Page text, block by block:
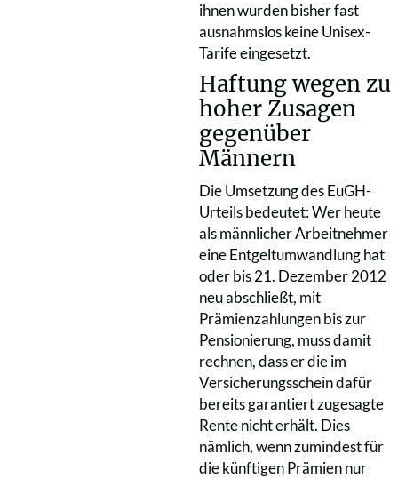
ihnen wurden bisher fast
ausnahmslos keine Unisex-
Tarife eingesetzt.
Haftung wegen zu
hoher Zusagen
gegenüber
Männern
Die Umsetzung des EuGH-
Urteils bedeutet: Wer heute
als männlicher Arbeitnehmer
eine Entgeltumwandlung hat
oder bis 21. Dezember 2012
neu abschließt, mit
Prämienzahlungen bis zur
Pensionierung, muss damit
rechnen, dass er die im
Versicherungsschein dafür
bereits garantiert zugesagte
Rente nicht erhält. Dies
nämlich, wenn zumindest für
die künftigen Prämien nur